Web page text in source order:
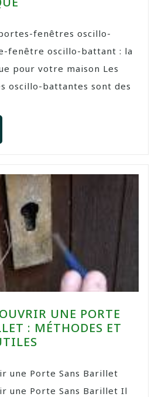
fenêtres oscillo-
fenêtre oscillo-battant : la
pour votre maison Les
oscillo-battantes sont des
UNE PORTE
: MÉTHODES ET
une Porte Sans Barillet
une Porte Sans Barillet Il